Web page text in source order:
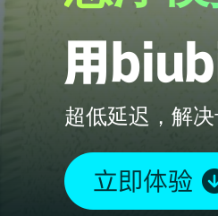
超低延迟，解